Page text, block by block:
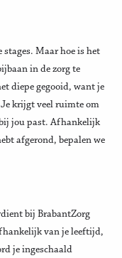
stages. Maar hoe is het
in de zorg te
diepe gegooid, want je
krijgt veel ruimte om
bij jou past. Afhankelijk
afgerond, bepalen we
bij BrabantZorg
van je leeftijd,
je ingeschaald